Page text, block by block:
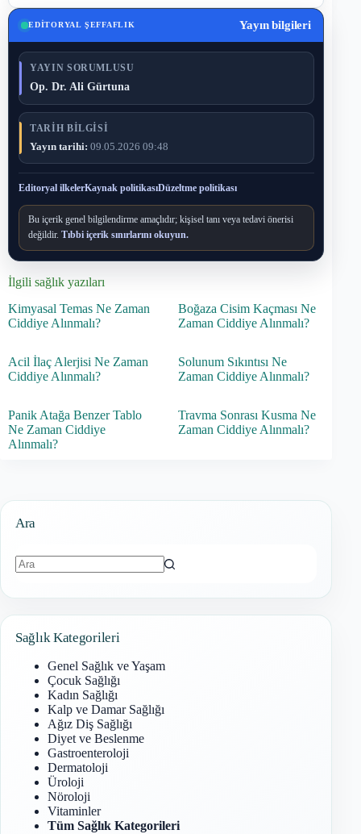
EDITORYAL ŞEFFAFLIK Yayın bilgileri
YAYIN SORUMLUSU
Op. Dr. Ali Gürtuna
TARIH BILGISI
Yayın tarihi: 09.05.2026 09:48
Editoryal ilkelerKaynak politikasıDüzeltme politikası
Bu içerik genel bilgilendirme amaçlıdır; kişisel tanı veya tedavi önerisi
değildir. Tıbbi içerik sınırlarını okuyun.
İlgili sağlık yazıları
Kimyasal Temas Ne Zaman
Ciddiye Alınmalı?
Boğaza Cisim Kaçması Ne
Zaman Ciddiye Alınmalı?
Acil İlaç Alerjisi Ne Zaman
Ciddiye Alınmalı?
Solunum Sıkıntısı Ne
Zaman Ciddiye Alınmalı?
Panik Atağa Benzer Tablo
Ne Zaman Ciddiye
Alınmalı?
Travma Sonrası Kusma Ne
Zaman Ciddiye Alınmalı?
Ara
Sağlık Kategorileri
Genel Sağlık ve Yaşam
Çocuk Sağlığı
Kadın Sağlığı
Kalp ve Damar Sağlığı
Ağız Diş Sağlığı
Diyet ve Beslenme
Gastroenteroloji
Dermatoloji
Üroloji
Nöroloji
Vitaminler
Tüm Sağlık Kategorileri